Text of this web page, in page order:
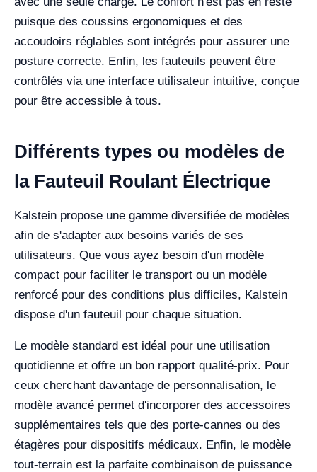
puisque des coussins ergonomiques et des
accoudoirs réglables sont intégrés pour assurer une
posture correcte. Enfin, les fauteuils peuvent être
contrôlés via une interface utilisateur intuitive, conçue
pour être accessible à tous.
Différents types ou modèles de
la Fauteuil Roulant Électrique
Kalstein propose une gamme diversifiée de modèles
afin de s'adapter aux besoins variés de ses
utilisateurs. Que vous ayez besoin d'un modèle
compact pour faciliter le transport ou un modèle
renforcé pour des conditions plus difficiles, Kalstein
dispose d'un fauteuil pour chaque situation.
Le modèle standard est idéal pour une utilisation
quotidienne et offre un bon rapport qualité-prix. Pour
ceux cherchant davantage de personnalisation, le
modèle avancé permet d'incorporer des accessoires
supplémentaires tels que des porte-cannes ou des
étagères pour dispositifs médicaux. Enfin, le modèle
tout-terrain est la parfaite combinaison de puissance